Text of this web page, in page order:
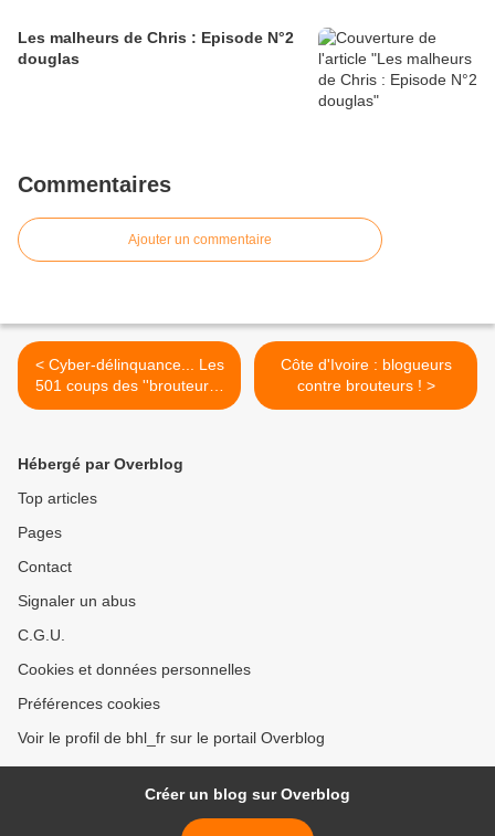
Les malheurs de Chris : Episode N°2
douglas
Commentaires
Ajouter un commentaire
< Cyber-délinquance... Les
501 coups des ''brouteurs''
ivoiriens - Les vis-à-vis
Côte d'Ivoire : blogueurs
contre brouteurs ! >
Hébergé par Overblog
Top articles
Pages
Contact
Signaler un abus
C.G.U.
Cookies et données personnelles
Préférences cookies
Voir le profil de bhl_fr sur le portail Overblog
Créer un blog sur Overblog